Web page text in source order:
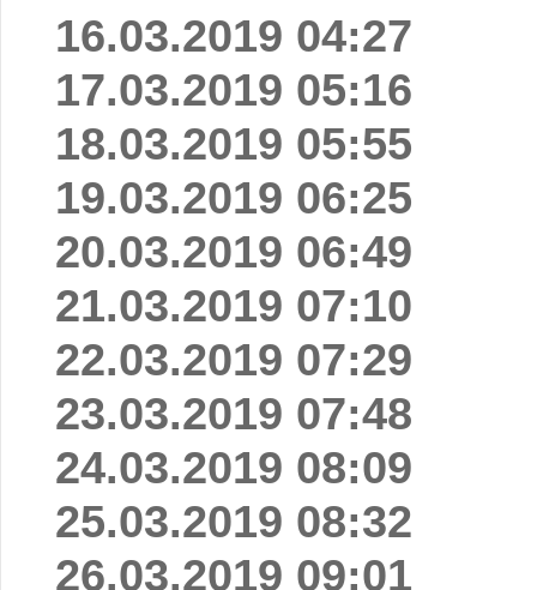
16.03.2019 04:27
17.03.2019 05:16
18.03.2019 05:55
19.03.2019 06:25
20.03.2019 06:49
21.03.2019 07:10
22.03.2019 07:29
23.03.2019 07:48
24.03.2019 08:09
25.03.2019 08:32
26.03.2019 09:01